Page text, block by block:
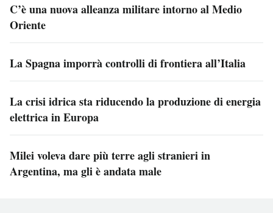
C’è una nuova alleanza militare intorno al Medio
Oriente
La Spagna imporrà controlli di frontiera all’Italia
La crisi idrica sta riducendo la produzione di energia
elettrica in Europa
Milei voleva dare più terre agli stranieri in
Argentina, ma gli è andata male